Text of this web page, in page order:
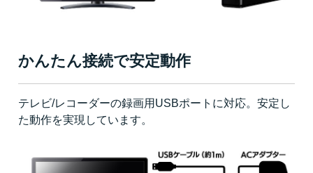
かんたん接続で安定動作
テレビ/レコーダーの録画用USBポートに対応。安定し
た動作を実現しています。